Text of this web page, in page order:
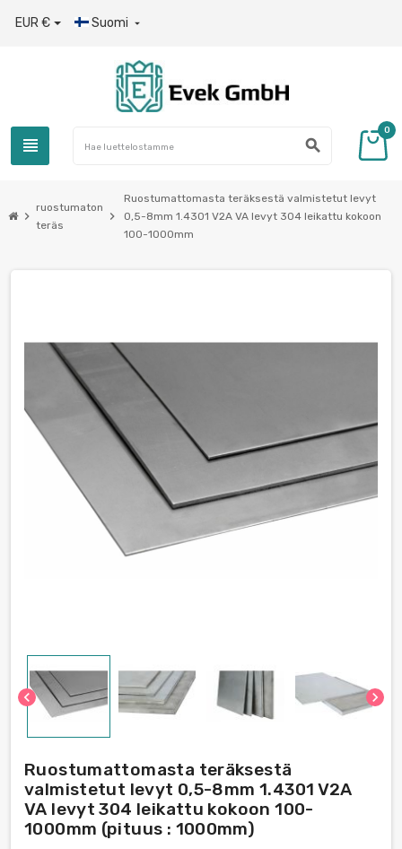
EUR € Suomi 
view_headline search
0
chevron_right
ruostumaton
teräs
chevron_right
Ruostumattomasta teräksestä valmistetut levyt
0,5-8mm 1.4301 V2A VA levyt 304 leikattu kokoon
100-1000mm
chevron_left chevron_right
Ruostumattomasta teräksestä
valmistetut levyt 0,5-8mm 1.4301 V2A
VA levyt 304 leikattu kokoon 100-
1000mm (pituus : 1000mm)